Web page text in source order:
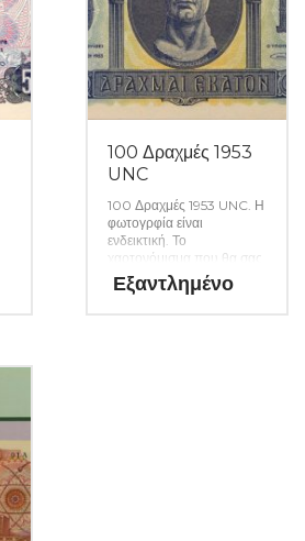
100 Δραχμές 1953
UNC
100 Δραχμές 1953 UNC. Η
φωτογρφία είναι
ενδεικτική. Το
χαρτονόμισμα που θα σας
αποσταλεί θα είναι σε
ακυκλοφόρητη κατάσταση
Εξαντλημένο